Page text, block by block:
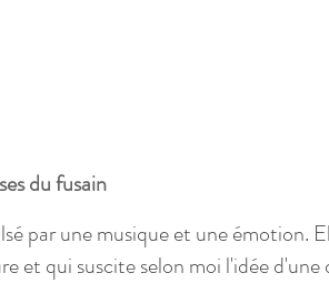
du fusain
par une musique et une émotion.
et qui suscite selon moi l'idée d'une